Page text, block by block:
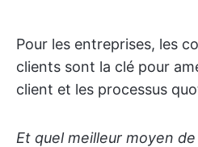
Pour les entreprises, les
clients sont la clé pour
client et les processus
Et quel meilleur moyen